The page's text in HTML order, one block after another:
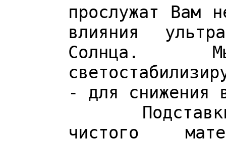
прослужат Вам
влияния
Солнца.
- для снижения
Подставки
чистого